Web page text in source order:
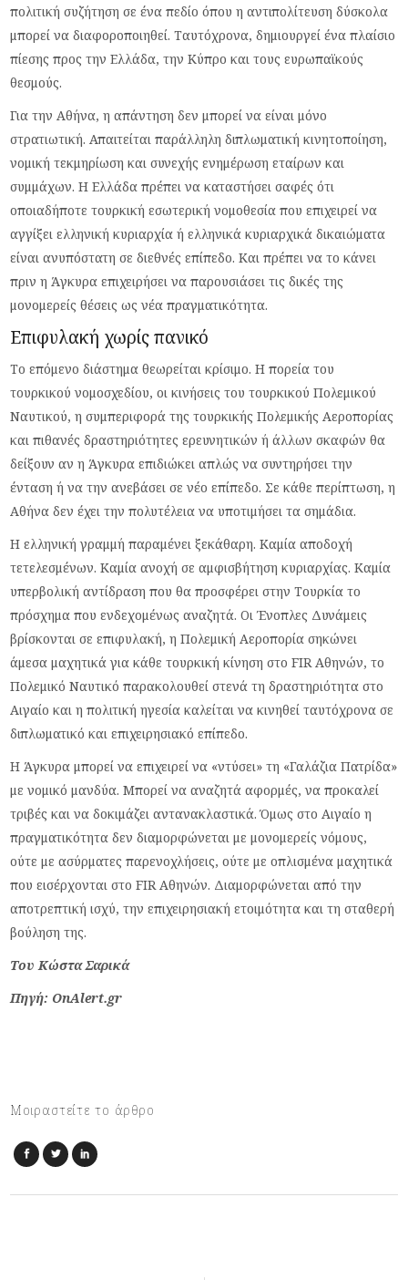
πολιτική συζήτηση σε ένα πεδίο όπου η αντιπολίτευση δύσκολα
μπορεί να διαφοροποιηθεί. Ταυτόχρονα, δημιουργεί ένα πλαίσιο
πίεσης προς την Ελλάδα, την Κύπρο και τους ευρωπαϊκούς
θεσμούς.
Για την Αθήνα, η απάντηση δεν μπορεί να είναι μόνο
στρατιωτική. Απαιτείται παράλληλη διπλωματική κινητοποίηση,
νομική τεκμηρίωση και συνεχής ενημέρωση εταίρων και
συμμάχων. Η Ελλάδα πρέπει να καταστήσει σαφές ότι
οποιαδήποτε τουρκική εσωτερική νομοθεσία που επιχειρεί να
αγγίξει ελληνική κυριαρχία ή ελληνικά κυριαρχικά δικαιώματα
είναι ανυπόστατη σε διεθνές επίπεδο. Και πρέπει να το κάνει
πριν η Άγκυρα επιχειρήσει να παρουσιάσει τις δικές της
μονομερείς θέσεις ως νέα πραγματικότητα.
Επιφυλακή χωρίς πανικό
Το επόμενο διάστημα θεωρείται κρίσιμο. Η πορεία του
τουρκικού νομοσχεδίου, οι κινήσεις του τουρκικού Πολεμικού
Ναυτικού, η συμπεριφορά της τουρκικής Πολεμικής Αεροπορίας
και πιθανές δραστηριότητες ερευνητικών ή άλλων σκαφών θα
δείξουν αν η Άγκυρα επιδιώκει απλώς να συντηρήσει την
ένταση ή να την ανεβάσει σε νέο επίπεδο. Σε κάθε περίπτωση, η
Αθήνα δεν έχει την πολυτέλεια να υποτιμήσει τα σημάδια.
Η ελληνική γραμμή παραμένει ξεκάθαρη. Καμία αποδοχή
τετελεσμένων. Καμία ανοχή σε αμφισβήτηση κυριαρχίας. Καμία
υπερβολική αντίδραση που θα προσφέρει στην Τουρκία το
πρόσχημα που ενδεχομένως αναζητά. Οι Ένοπλες Δυνάμεις
βρίσκονται σε επιφυλακή, η Πολεμική Αεροπορία σηκώνει
άμεσα μαχητικά για κάθε τουρκική κίνηση στο FIR Αθηνών, το
Πολεμικό Ναυτικό παρακολουθεί στενά τη δραστηριότητα στο
Αιγαίο και η πολιτική ηγεσία καλείται να κινηθεί ταυτόχρονα σε
διπλωματικό και επιχειρησιακό επίπεδο.
Η Άγκυρα μπορεί να επιχειρεί να «ντύσει» τη «Γαλάζια Πατρίδα»
με νομικό μανδύα. Μπορεί να αναζητά αφορμές, να προκαλεί
τριβές και να δοκιμάζει αντανακλαστικά. Όμως στο Αιγαίο η
πραγματικότητα δεν διαμορφώνεται με μονομερείς νόμους,
ούτε με ασύρματες παρενοχλήσεις, ούτε με οπλισμένα μαχητικά
που εισέρχονται στο FIR Αθηνών. Διαμορφώνεται από την
αποτρεπτική ισχύ, την επιχειρησιακή ετοιμότητα και τη σταθερή
βούληση της.
Του Κώστα Σαρικά
Πηγή: OnAlert.gr
Μοιραστείτε το άρθρο